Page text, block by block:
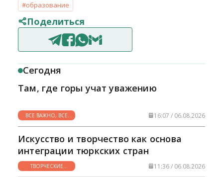
#образование
Поделиться
Сегодня
Там, где горы учат уважению
ВСЕ ВАЖНО, ВСЕ
НУЖНО
16:07 / 06.08.2026
Искусство и творчество как основа
интеграции тюркских стран
ТВОРЧЕСКИЕ
ГОРИЗОНТЫ
11:36 / 06.08.2026